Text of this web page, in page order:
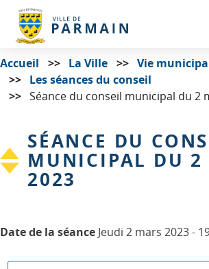
principal
Accueil La Ville
Vie
Les séances du conseil
Séance du conseil municipal du 2
SÉANCE DU
MUNICIPAL DU 2
2023
Date de la séance Jeudi 2 mars 2023 -